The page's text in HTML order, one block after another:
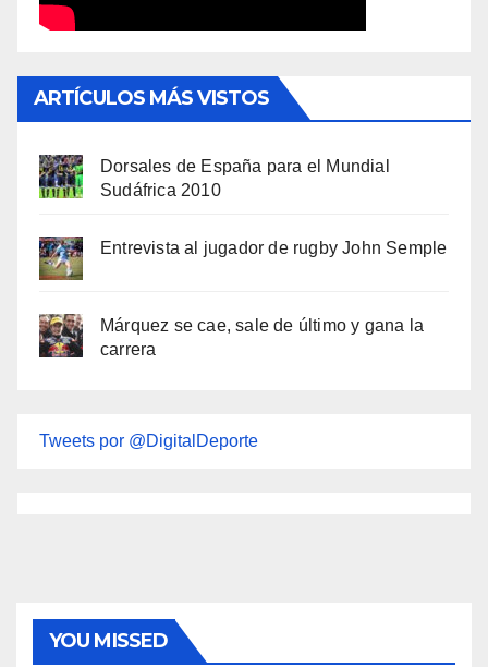
ARTÍCULOS MÁS VISTOS
Dorsales de España para el Mundial
Sudáfrica 2010
Entrevista al jugador de rugby John Semple
Márquez se cae, sale de último y gana la
carrera
Tweets por @DigitalDeporte
YOU MISSED